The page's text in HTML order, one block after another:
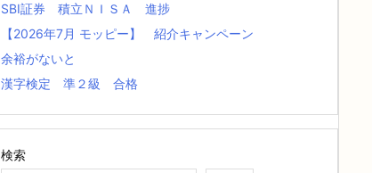
SBI証券 積立ＮＩＳＡ 進捗
【2026年7月 モッピー】 紹介キャンペーン
余裕がないと
漢字検定 準２級 合格
検索